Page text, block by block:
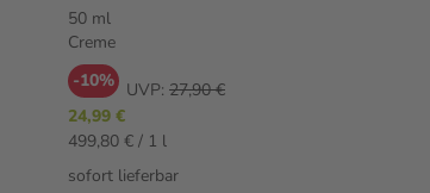
50 ml
Creme
-10% UVP: 27,90 €
24,99 €
499,80 € / 1 l
sofort lieferbar